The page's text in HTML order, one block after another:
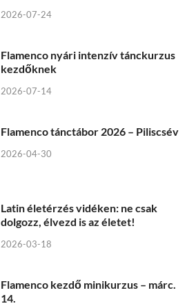
2026-07-24
Flamenco nyári intenzív tánckurzus
kezdőknek
2026-07-14
Flamenco tánctábor 2026 – Piliscsév
2026-04-30
Latin életérzés vidéken: ne csak
dolgozz, élvezd is az életet!
2026-03-18
Flamenco kezdő minikurzus – márc.
14.